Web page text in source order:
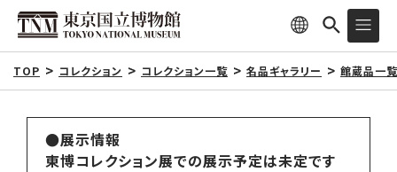
TOP コレクション コレクション一覧 名品ギャラリー 館蔵品一覧
●展示情報
東博コレクション展での展示予定は未定です